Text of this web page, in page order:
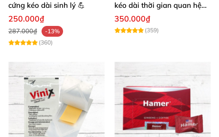
cứng kéo dài sinh lý 💪
250.000₫
287.000₫
-13%
(360)
kéo dài thời gian quan hệ
tăng cường sinh lý nam
350.000₫
(359)